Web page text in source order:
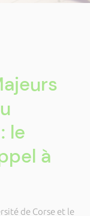
le
à
de Corse et le